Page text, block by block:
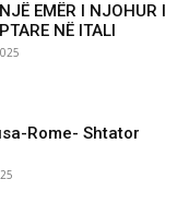
EMËR I NJOHUR I
NË ITALI
Rome- Shtator